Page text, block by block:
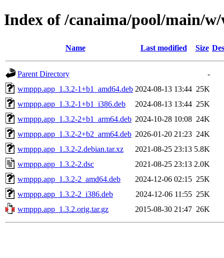
Index of /canaima/pool/main/
Name Last modified Size
Parent Directory
-
wmppp.app_1.3.2-1+b1_amd64.deb 2024-08-13 13:44 25K
wmppp.app_1.3.2-1+b1_i386.deb
2024-08-13 13:44 25K
wmppp.app_1.3.2-2+b1_arm64.deb 2024-10-28 10:08 24K
wmppp.app_1.3.2-2+b2_arm64.deb 2026-01-20 21:23 24K
wmppp.app_1.3.2-2.debian.tar.xz
2021-08-25 23:13 5.8K
wmppp.app_1.3.2-2.dsc
2021-08-25 23:13 2.0K
wmppp.app_1.3.2-2_amd64.deb
2024-12-06 02:15 25K
wmppp.app_1.3.2-2_i386.deb
2024-12-06 11:55 25K
wmppp.app_1.3.2.orig.tar.gz
2015-08-30 21:47 26K